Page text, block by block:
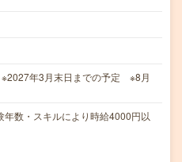
年3月末日までの予定 ※8月
数・スキルにより時給4000円以